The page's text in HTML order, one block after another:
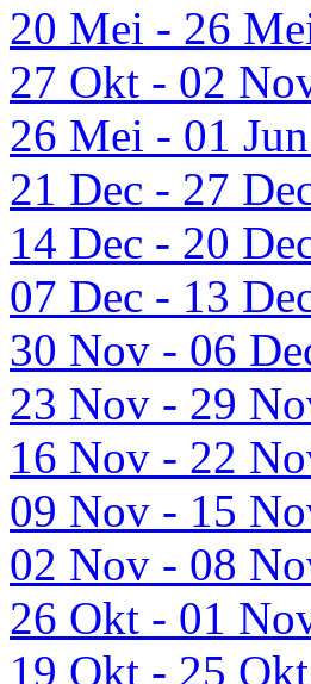
20 Mei - 26
27 Okt - 02
26 Mei - 01
21 Dec - 27
14 Dec - 20
07 Dec - 13
30 Nov - 06
23 Nov - 29
16 Nov - 22
09 Nov - 15
02 Nov - 08
26 Okt - 01
19 Okt - 25